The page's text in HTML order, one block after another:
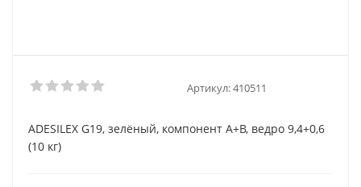
Артикул:410511
ADESILEX G19, зелёный, компонент А+В, ведро 9,4+0,6
(10 кг)